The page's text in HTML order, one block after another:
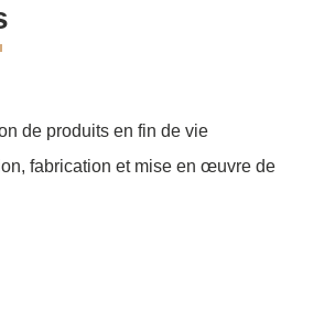
de produits en fin de vie
fabrication et mise en œuvre de